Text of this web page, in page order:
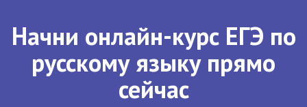
Начни онлайн-курс ЕГЭ по
русскому языку прямо
сейчас